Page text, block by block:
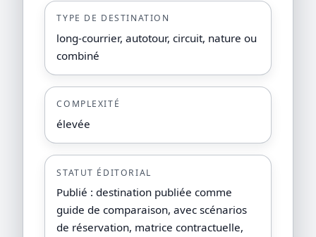
TYPE DE DESTINATION
long-courrier, autotour, circuit, nature ou
combiné
COMPLEXITÉ
élevée
STATUT ÉDITORIAL
Publié : destination publiée comme
guide de comparaison, avec scénarios
de réservation, matrice contractuelle,